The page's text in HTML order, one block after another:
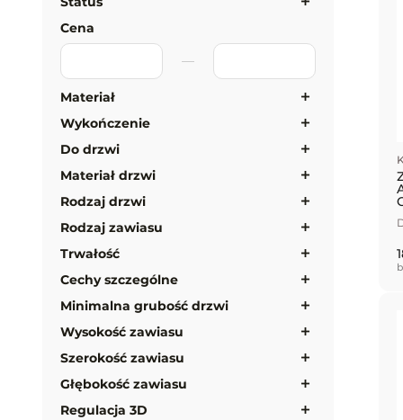
Cena
Materiał
Wykończenie
Do drzwi
Materiał drzwi
Rodzaj drzwi
Rodzaj zawiasu
Trwałość
Cechy szczególne
Minimalna grubość drzwi
Wysokość zawiasu
Szerokość zawiasu
Głębokość zawiasu
Regulacja 3D